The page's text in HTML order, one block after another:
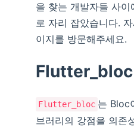
을 찾는 개발자들 사
로 자리 잡았습니다.
이지를 방문해주세요.
Flutter_bloc
Flutter_bloc 는 Bloc
브러리의 강점을 의존